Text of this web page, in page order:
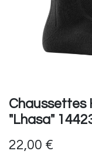
Chaussettes
"Lhasa"
22,00 €